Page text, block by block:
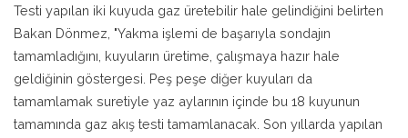
Testi yapılan iki kuyuda gaz üretebilir hale gelindiğini belirten
Bakan Dönmez, "Yakma işlemi de başarıyla sondajın
tamamladığını, kuyuların üretime, çalışmaya hazır hale
geldiğinin göstergesi. Peş peşe diğer kuyuları da
tamamlamak suretiyle yaz aylarının içinde bu 18 kuyunun
tamamında gaz akış testi tamamlanacak. Son yıllarda yapılan